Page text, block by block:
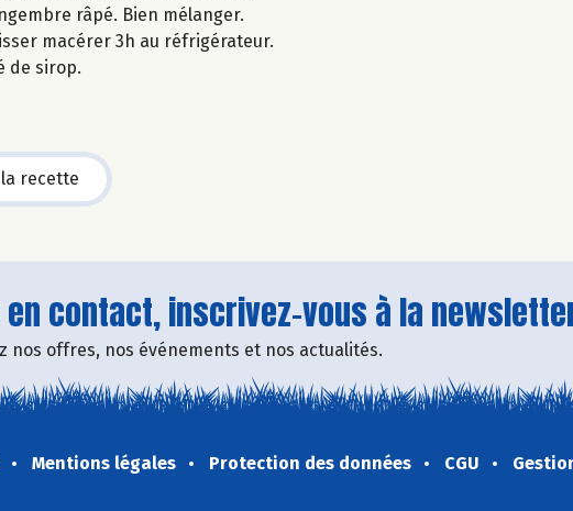
râpé. Bien mélanger.
macérer 3h au réfrigérateur.
de sirop.
recette
en contact, inscrivez-vous à la
nos offres, nos événements et nos actualités.
Mentions légales Protection des données CGU